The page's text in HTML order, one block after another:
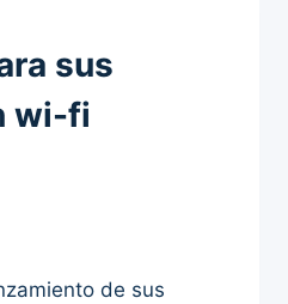
sus
wi-fi
de sus